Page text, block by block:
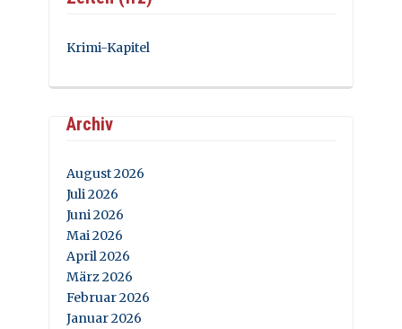
Krimi-Kapitel
Archiv
August 2026
Juli 2026
Juni 2026
Mai 2026
April 2026
März 2026
Februar 2026
Januar 2026